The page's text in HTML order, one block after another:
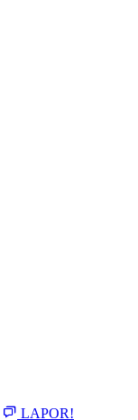
LAPOR!